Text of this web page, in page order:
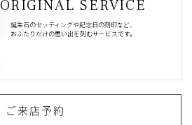
ORIGINAL SERVICE
誕生石のセッティングや記念日の刻印など、
おふたりだけの思い出を刻むサービスです。
ご来店予約